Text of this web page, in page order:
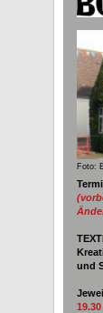
Foto:
und